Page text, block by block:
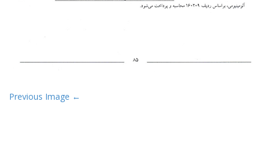
← Previous Image